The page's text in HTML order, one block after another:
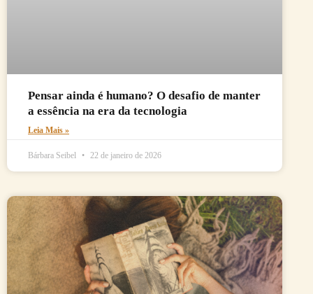
Pensar ainda é humano? O desafio de manter
a essência na era da tecnologia
Leia Mais »
Bárbara Seibel 22 de janeiro de 2026